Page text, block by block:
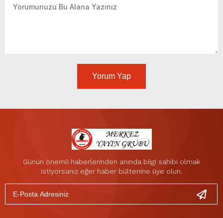
Yorum Yap
Günün önemli haberlerinden anında bilgi sahibi olmak
istiyorsanız eğer haber bültenine üye olun.